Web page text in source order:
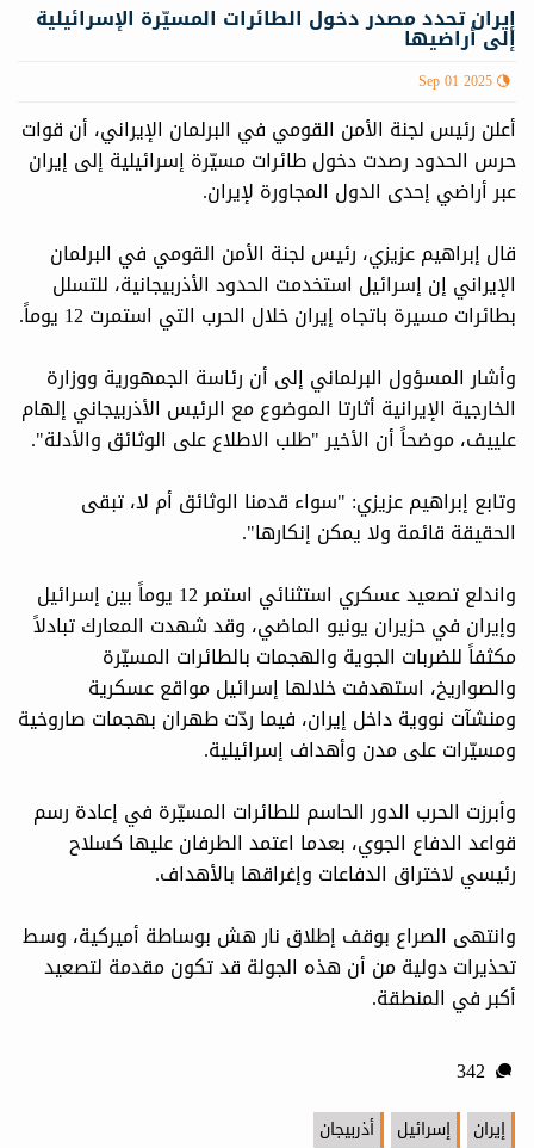
إيران تحدد مصدر دخول الطائرات المسيّرة الإسرائيلية
إلى أراضيها
Sep 01 2025
أعلن رئيس لجنة الأمن القومي في البرلمان الإيراني، أن قوات
حرس الحدود رصدت دخول طائرات مسيّرة إسرائيلية إلى إيران
عبر أراضي إحدى الدول المجاورة لإيران.
قال إبراهيم عزیزي، رئيس لجنة الأمن القومي في البرلمان
الإيراني إن إسرائيل استخدمت الحدود الأذربيجانية، للتسلل
بطائرات مسيرة باتجاه إيران خلال الحرب التي استمرت 12 يوماً.
وأشار المسؤول البرلماني إلى أن رئاسة الجمهورية ووزارة
الخارجية الإيرانية أثارتا الموضوع مع الرئيس الأذربيجاني إلهام
علييف، موضحاً أن الأخير "طلب الاطلاع على الوثائق والأدلة".
وتابع إبراهيم عزیزي: "سواء قدمنا الوثائق أم لا، تبقى
الحقيقة قائمة ولا يمكن إنكارها".
واندلع تصعيد عسكري استثنائي استمر 12 يوماً بين إسرائيل
وإيران في حزيران يونيو الماضي، وقد شهدت المعارك تبادلاً
مكثفاً للضربات الجوية والهجمات بالطائرات المسيّرة
والصواريخ، استهدفت خلالها إسرائيل مواقع عسكرية
ومنشآت نووية داخل إيران، فيما ردّت طهران بهجمات صاروخية
ومسيّرات على مدن وأهداف إسرائيلية.
وأبرزت الحرب الدور الحاسم للطائرات المسيّرة في إعادة رسم
قواعد الدفاع الجوي، بعدما اعتمد الطرفان عليها كسلاح
رئيسي لاختراق الدفاعات وإغراقها بالأهداف.
وانتهى الصراع بوقف إطلاق نار هش بوساطة أميركية، وسط
تحذيرات دولية من أن هذه الجولة قد تكون مقدمة لتصعيد
أكبر في المنطقة.
إيران إسرائيل أذربيجان